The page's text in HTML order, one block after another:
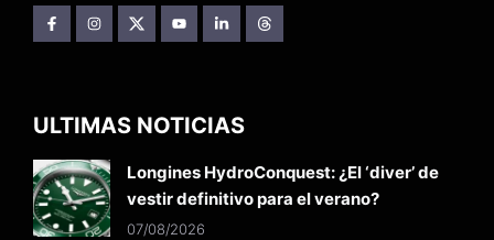
ULTIMAS NOTICIAS
Longines HydroConquest: ¿El ‘diver’ de
vestir definitivo para el verano?
07/08/2026